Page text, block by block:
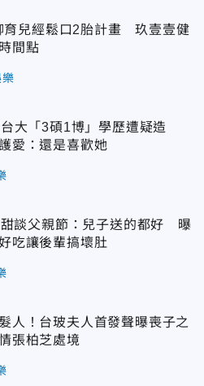
育兒經鬆口2胎計畫 玖壹壹健
間點
大「3碩1博」學歷遭疑造
愛：還是喜歡她
談父親節：兒子送的都好 曝
吃讓後輩搞壞肚
人！台玻夫人首發聲曝喪子之
張柏芝處境